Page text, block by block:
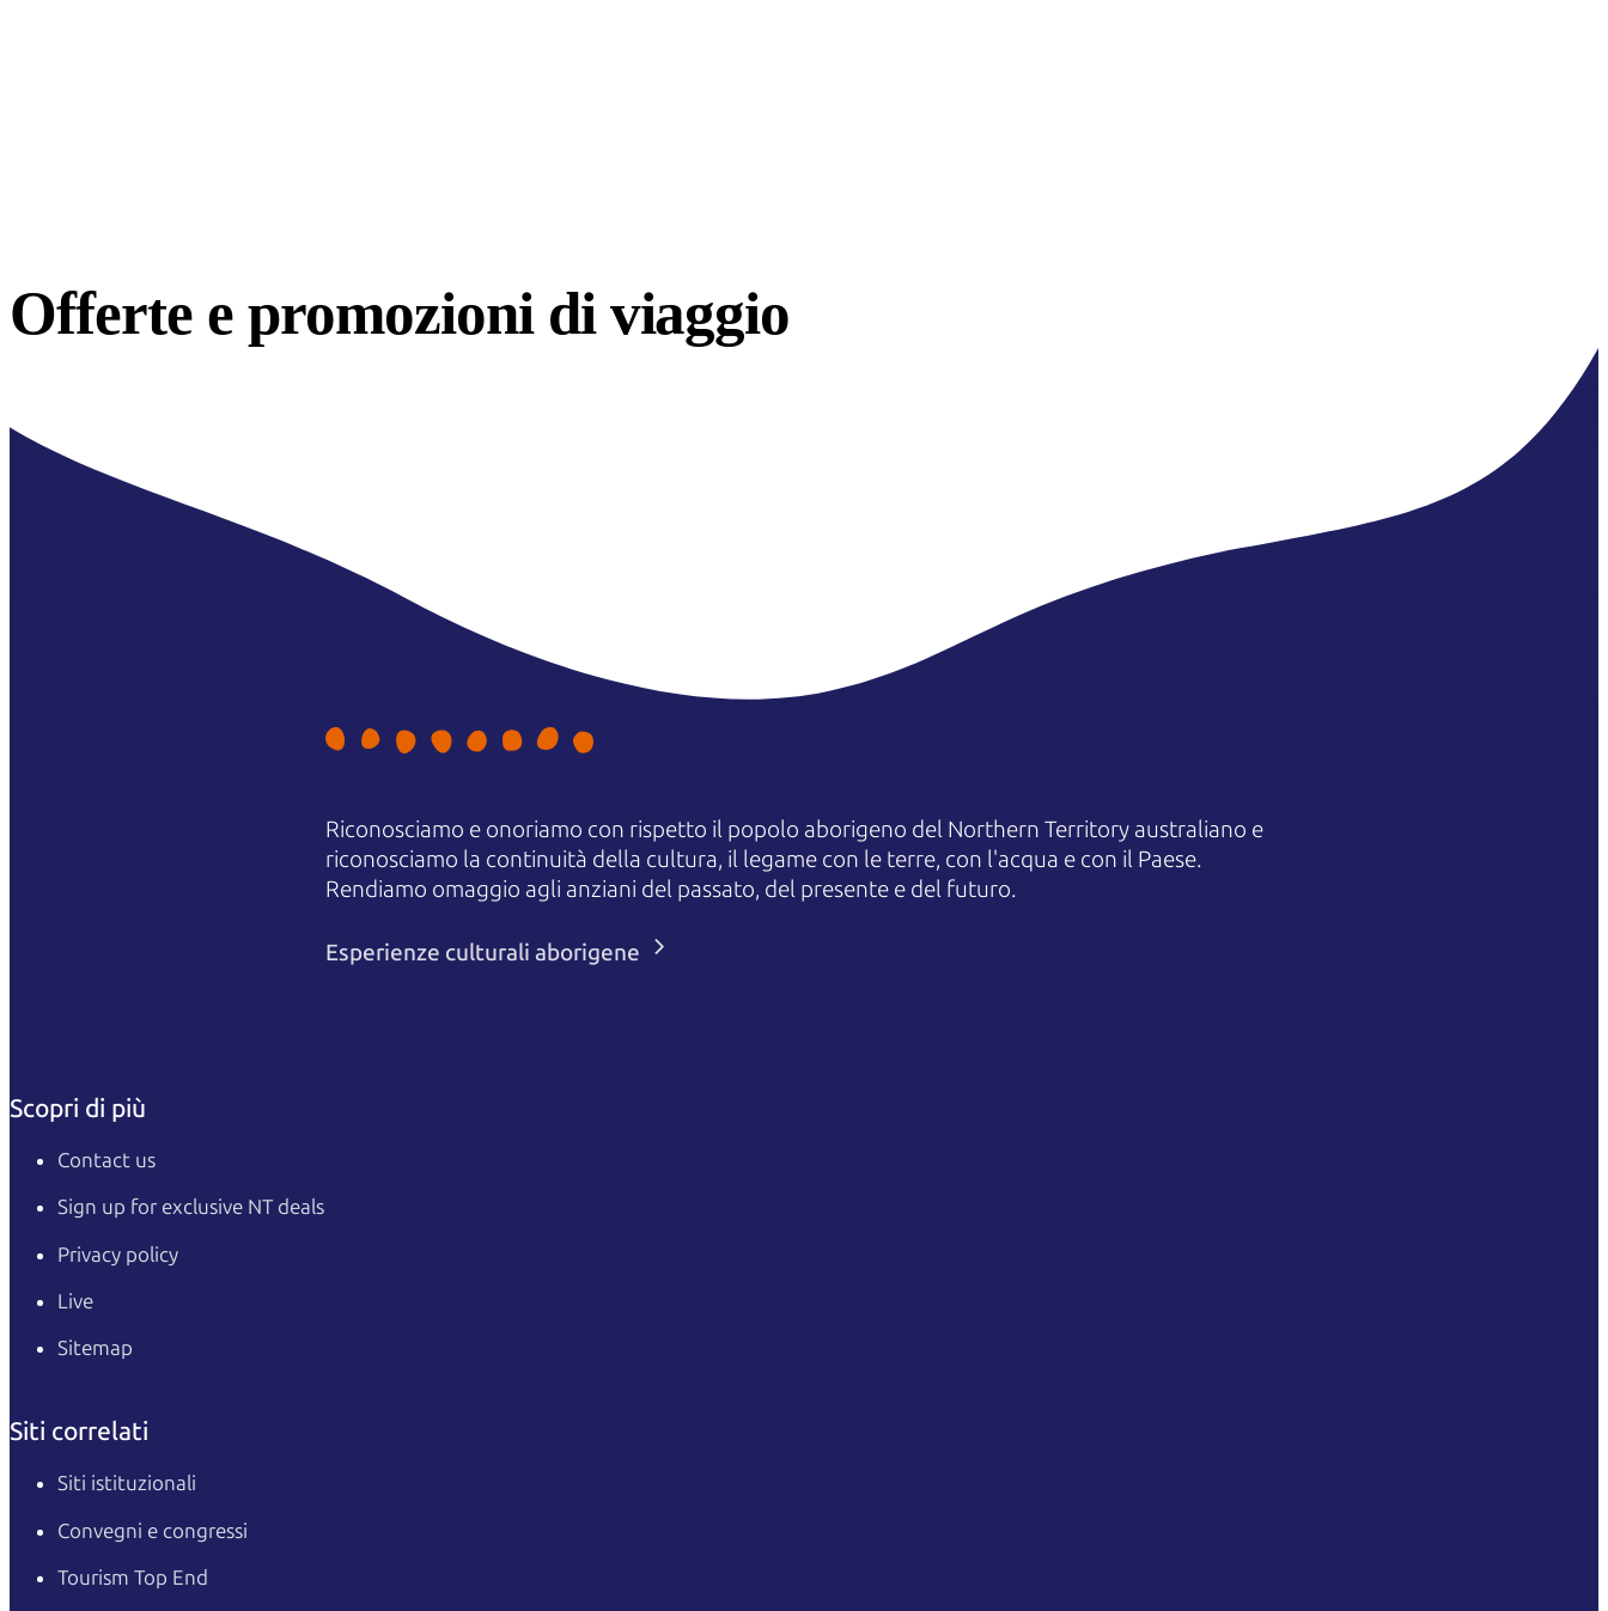
Offerte e promozioni di viaggio
Riconosciamo e onoriamo con rispetto il popolo aborigeno del Northern Territory australiano e
riconosciamo la continuità della cultura, il legame con le terre, con l'acqua e con il Paese.
Rendiamo omaggio agli anziani del passato, del presente e del futuro.
Esperienze culturali aborigene
Scopri di più
Contact us
Sign up for exclusive NT deals
Privacy policy
Live
Sitemap
Siti correlati
Siti istituzionali
Convegni e congressi
Tourism Top End